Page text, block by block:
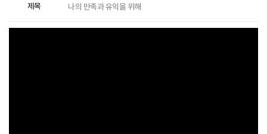
제목 나의 만족과 유익을 위해